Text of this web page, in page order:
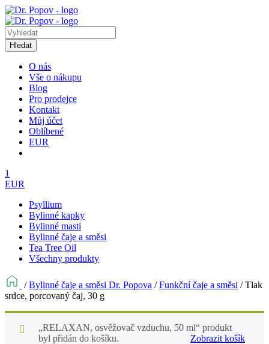
Hledat
O nás
Vše o nákupu
Blog
Pro prodejce
Kontakt
Můj účet
Oblíbené
EUR
1
EUR
Psyllium
Bylinné kapky
Bylinné masti
Bylinné čaje a směsi
Tea Tree Oil
Všechny produkty
/Bylinné čaje a směsi Dr. Popova /Funkční čaje a směsi /Tlak
srdce, porcovaný čaj, 30 g
„RELAXAN, osvěžovač vzduchu, 50 ml“ produkt
byl přidán do košíku.
Zobrazit košík